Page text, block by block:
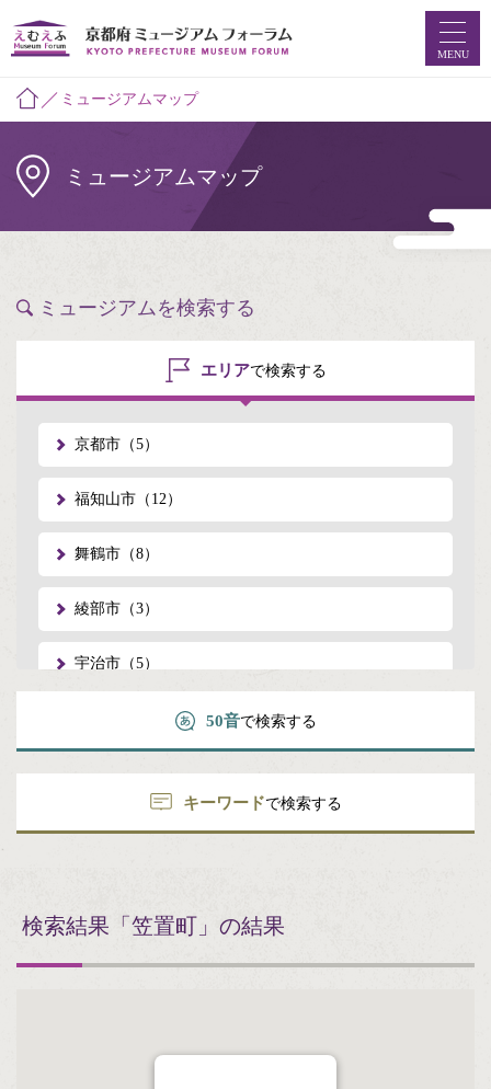
ミュージアムマップ
お知らせ
ミュージアムフォーラムとは
MENU
ミュージアムマップ
ミュージアムマップ
ミュージアムを検索する
エリアで検索する
京都市（5）
福知山市（12）
舞鶴市（8）
綾部市（3）
宇治市（5）
亀岡市（3）
城陽市（2）
長岡京市（1）
50音で検索する
キーワードで検索する
検索結果 「笠置町」の結果